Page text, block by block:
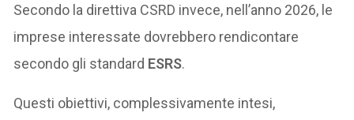
Secondo la direttiva CSRD invece, nell’anno 2026, le
imprese interessate dovrebbero rendicontare
secondo gli standard ESRS.
Questi obiettivi, complessivamente intesi,